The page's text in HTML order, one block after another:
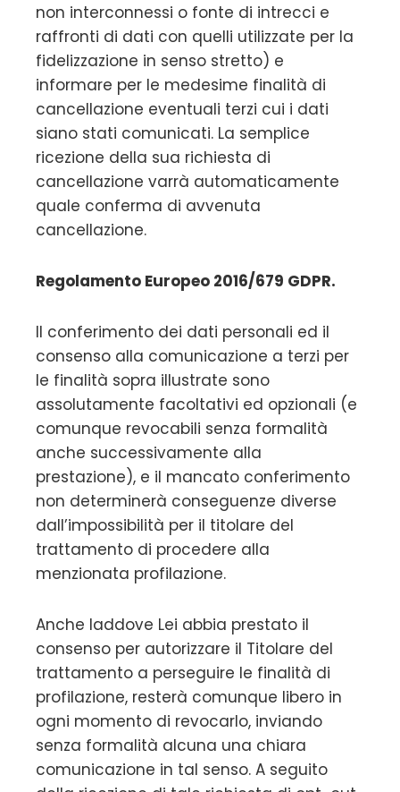
non interconnessi o fonte di intrecci e
raffronti di dati con quelli utilizzate per la
fidelizzazione in senso stretto) e
informare per le medesime finalità di
cancellazione eventuali terzi cui i dati
siano stati comunicati. La semplice
ricezione della sua richiesta di
cancellazione varrà automaticamente
quale conferma di avvenuta
cancellazione.
Regolamento Europeo 2016/679 GDPR.
Il conferimento dei dati personali ed il
consenso alla comunicazione a terzi per
le finalità sopra illustrate sono
assolutamente facoltativi ed opzionali (e
comunque revocabili senza formalità
anche successivamente alla
prestazione), e il mancato conferimento
non determinerà conseguenze diverse
dall’impossibilità per il titolare del
trattamento di procedere alla
menzionata profilazione.
Anche laddove Lei abbia prestato il
consenso per autorizzare il Titolare del
trattamento a perseguire le finalità di
profilazione, resterà comunque libero in
ogni momento di revocarlo, inviando
senza formalità alcuna una chiara
comunicazione in tal senso. A seguito